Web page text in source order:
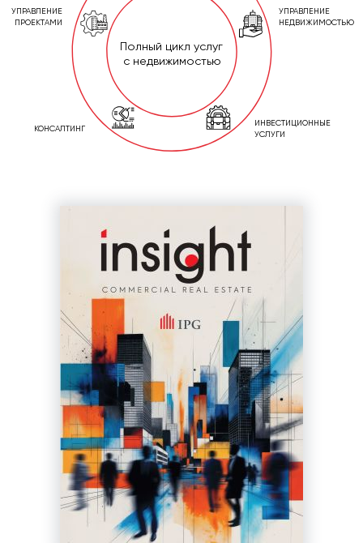
УПРАВЛЕНИЕ
НЕДВИЖИМОСТЬЮ
УПРАВЛЕНИЕ
ПРОЕКТАМИ
КОНСАЛТИНГ
ИНВЕСТИЦИОННЫЕ
УСЛУГИ
Полный цикл услуг
с недвижимостью